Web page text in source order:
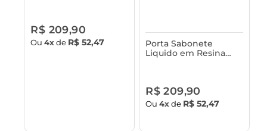
R$ 209,90
Ou4xde R$ 52,47
Porta Sabonete
Liquido em Resina
R$ 209,90
Ou4xde R$ 52,47